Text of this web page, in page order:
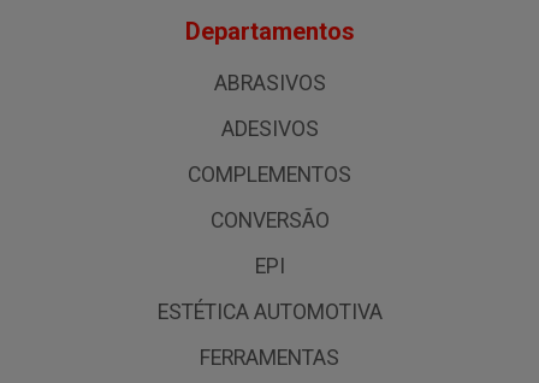
Departamentos
ABRASIVOS
ADESIVOS
COMPLEMENTOS
CONVERSÃO
EPI
ESTÉTICA AUTOMOTIVA
FERRAMENTAS